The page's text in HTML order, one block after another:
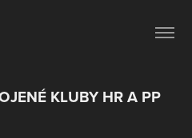
KLUBY HR A PP